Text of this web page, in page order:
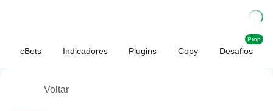
cBots Indicadores Plugins Copy Desafios
Prop
Voltar